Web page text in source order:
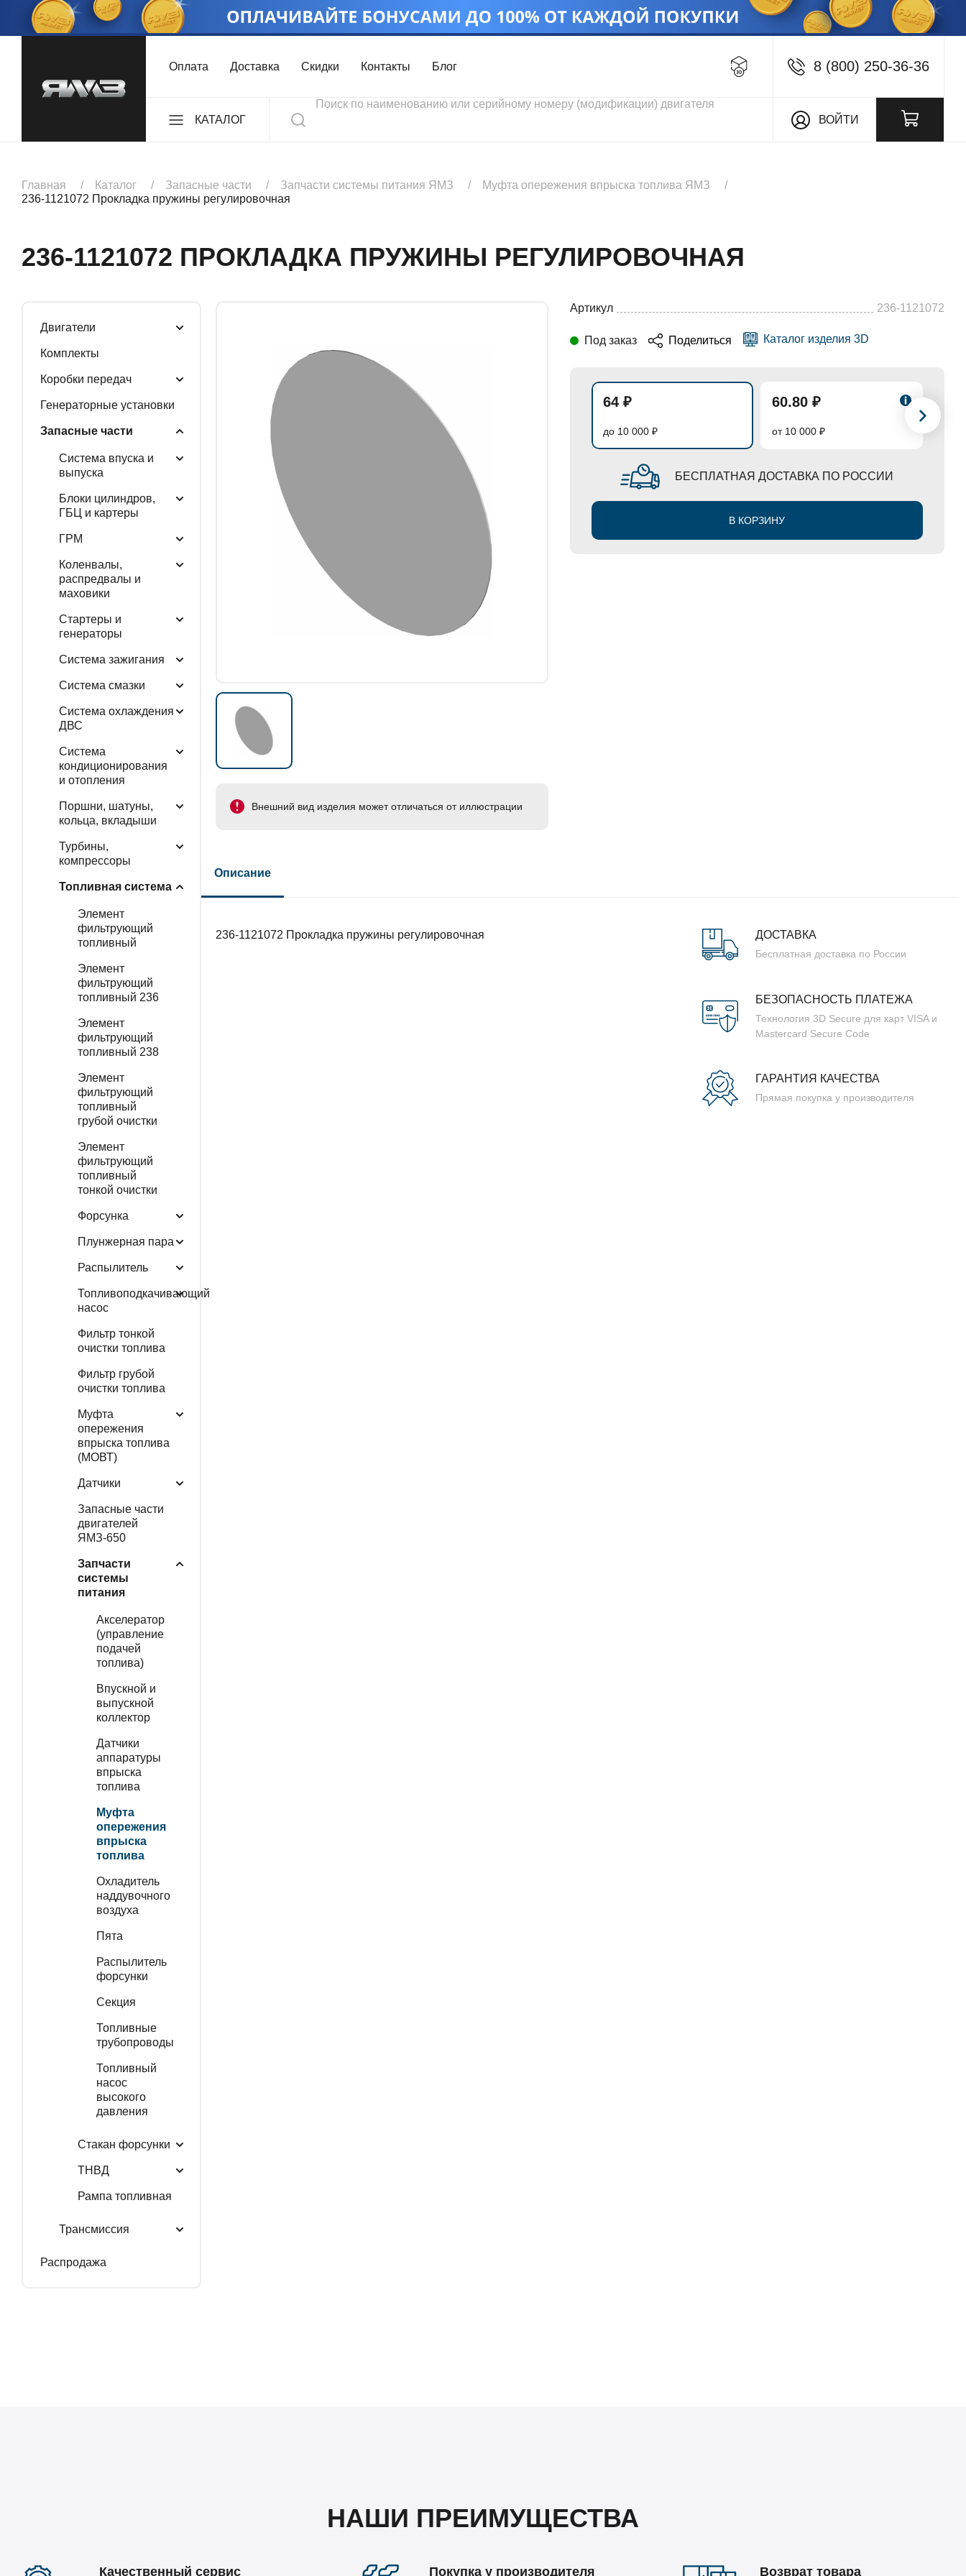
Оплата Доставка Скидки Контакты Блог 8 (800) 250-36-36
КАТАЛОГ
ГЕНЕРАТОРНЫЕ УСТАНОВКИ
РАСПРОДАЖА
ВОЙТИ
Скидки
Главная Каталог Запасные части Запчасти системы питания ЯМЗ
Муфта опережения впрыска топлива ЯМЗ
236-1121072 Прокладка пружины регулировочная
236-1121072 ПРОКЛАДКА ПРУЖИНЫ РЕГУЛИРОВОЧНАЯ
Двигатели
Комплекты
Коробки передач
Генераторные установки
Запасные части
Система впуска и
выпуска
Блоки цилиндров,
ГБЦ и картеры
ГРМ
Коленвалы,
распредвалы и
маховики
Стартеры и
генераторы
Система зажигания
Система смазки
Система охлаждения
ДВС
Система
кондиционирования
и отопления
Поршни, шатуны,
кольца, вкладыши
Турбины,
компрессоры
Топливная система
Элемент
фильтрующий
топливный
Элемент
фильтрующий
топливный 236
Элемент
фильтрующий
топливный 238
Элемент
фильтрующий
топливный
грубой очистки
Элемент
фильтрующий
топливный
тонкой очистки
Форсунка
Плунжерная пара
Распылитель
Топливоподкачивающий
насос
Фильтр тонкой
очистки топлива
Фильтр грубой
очистки топлива
Муфта
опережения
впрыска топлива
(МОВТ)
Датчики
Запасные части
двигателей
ЯМЗ-650
Запчасти
системы
питания
Акселератор
(управление
подачей
топлива)
Впускной и
выпускной
коллектор
Датчики
аппаратуры
впрыска
топлива
Муфта
опережения
впрыска
топлива
Охладитель
наддувочного
воздуха
Пята
Распылитель
форсунки
Секция
Топливные
трубопроводы
Топливный
насос
высокого
давления
Стакан форсунки
ТНВД
Рампа топливная
Трансмиссия
Распродажа
Внешний вид изделия может отличаться от иллюстрации
Артикул 236-1121072
Под заказ Поделиться Каталог изделия 3D
64 ₽
до 10 000 ₽
60.80 ₽
от 10 000 ₽
БЕСПЛАТНАЯ ДОСТАВКА ПО РОССИИ
В КОРЗИНУ
Описание
236-1121072 Прокладка пружины регулировочная ДОСТАВКА
Бесплатная доставка по России
БЕЗОПАСНОСТЬ ПЛАТЕЖА
Технология 3D Secure для карт VISA и
Mastercard Secure Code
ГАРАНТИЯ КАЧЕСТВА
Прямая покупка у производителя
НАШИ ПРЕИМУЩЕСТВА
Качественный сервис Покупка у производителя Возврат товара